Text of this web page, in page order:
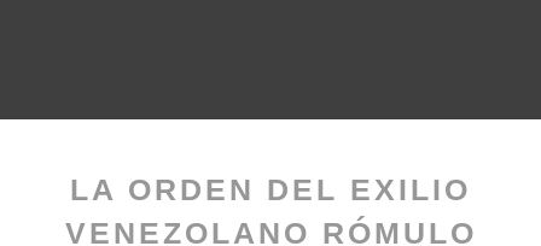
LA ORDEN DEL EXILIO
VENEZOLANO RÓMULO